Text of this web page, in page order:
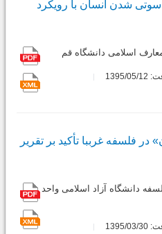
شدن انسان با رویکرد
اسلامى دانشگاه قم
05/12
فلسفه غرببا تأکید بر تقریر
دانشگاه آزاد اسلامى واحد
03/30